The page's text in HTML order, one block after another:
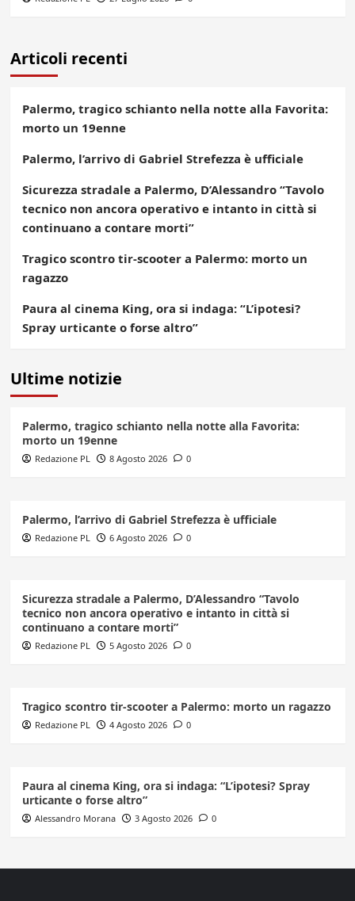
Articoli recenti
Palermo, tragico schianto nella notte alla Favorita:
morto un 19enne
Palermo, l’arrivo di Gabriel Strefezza è ufficiale
Sicurezza stradale a Palermo, D’Alessandro “Tavolo
tecnico non ancora operativo e intanto in città si
continuano a contare morti”
Tragico scontro tir-scooter a Palermo: morto un
ragazzo
Paura al cinema King, ora si indaga: “L’ipotesi?
Spray urticante o forse altro”
Ultime notizie
Palermo, tragico schianto nella notte alla Favorita:
morto un 19enne
Redazione PL 8 Agosto 2026 0
Palermo, l’arrivo di Gabriel Strefezza è ufficiale
Redazione PL 6 Agosto 2026 0
Sicurezza stradale a Palermo, D’Alessandro “Tavolo
tecnico non ancora operativo e intanto in città si
continuano a contare morti”
Redazione PL 5 Agosto 2026 0
Tragico scontro tir-scooter a Palermo: morto un ragazzo
Redazione PL 4 Agosto 2026 0
Paura al cinema King, ora si indaga: “L’ipotesi? Spray
urticante o forse altro”
Alessandro Morana 3 Agosto 2026 0